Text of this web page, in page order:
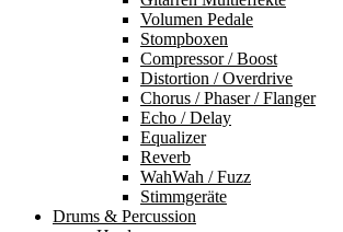
Volumen Pedale
Stompboxen
Compressor / Boost
Distortion / Overdrive
Chorus / Phaser / Flanger
Echo / Delay
Equalizer
Reverb
WahWah / Fuzz
Stimmgeräte
Drums & Percussion